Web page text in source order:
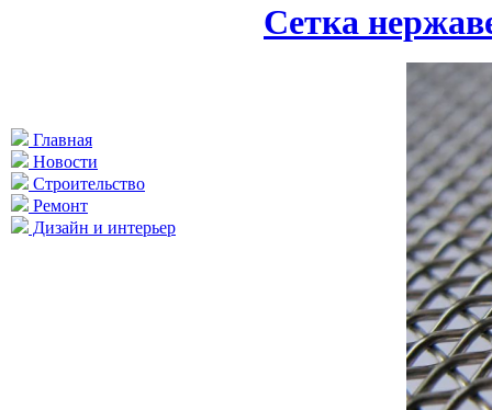
Главная
Новости
Строительство
Ремонт
Дизайн и интерьер
Сетка